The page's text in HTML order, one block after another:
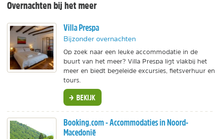
Overnachten bij het meer
Villa Prespa
Bijzonder overnachten
Op zoek naar een leuke accommodatie in de
buurt van het meer? Villa Prespa ligt vlakbij het
meer en biedt begeleide excursies, fietsverhuur en
tours.
BEKIJK
Booking.com - Accommodaties in Noord-
Macedonië